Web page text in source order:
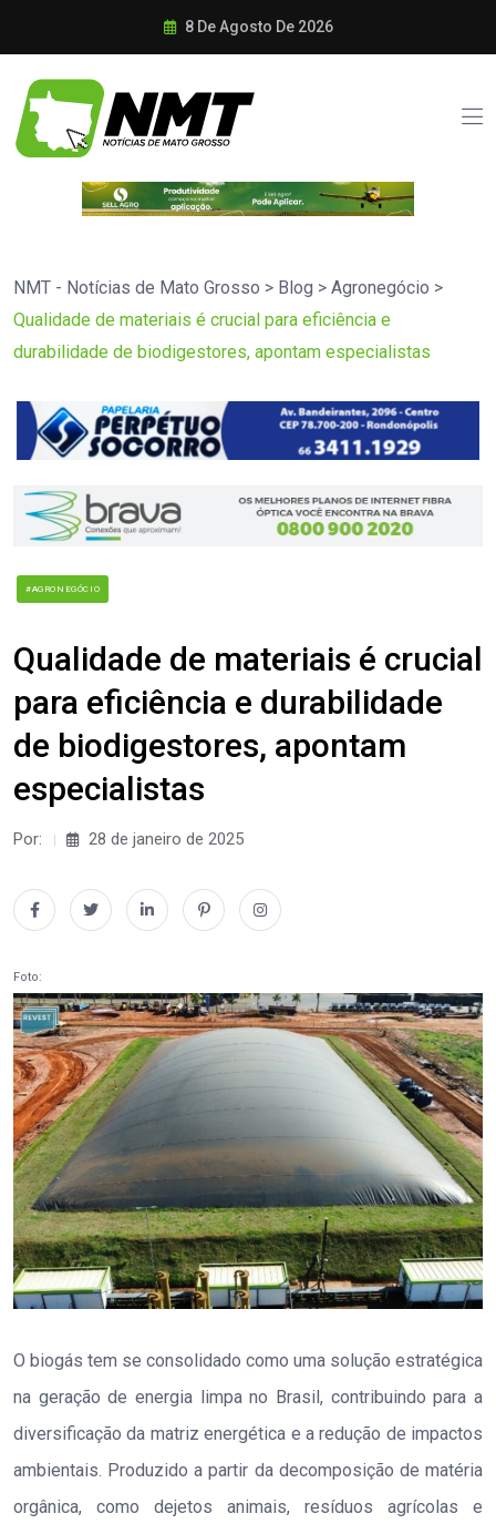
8 De Agosto De 2026
NMT - Notícias de Mato Grosso > Blog > Agronegócio >
Qualidade de materiais é crucial para eficiência e
durabilidade de biodigestores, apontam especialistas
#AGRONEGÓCIO
Qualidade de materiais é crucial
para eficiência e durabilidade
de biodigestores, apontam
especialistas
Por: 28 de janeiro de 2025
Foto:
O biogás tem se consolidado como uma solução estratégica
na geração de energia limpa no Brasil, contribuindo para a
diversificação da matriz energética e a redução de impactos
ambientais. Produzido a partir da decomposição de matéria
orgânica, como dejetos animais, resíduos agrícolas e